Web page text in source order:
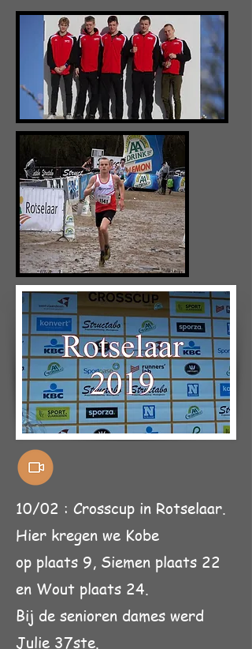
10/02 : Crosscup in Rotselaar.
Hier kregen we Kobe
op plaats 9, Siemen plaats 22
en Wout plaats 24.
Bij de senioren dames werd
Julie 37ste.